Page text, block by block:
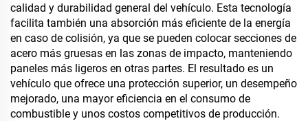
calidad y durabilidad general del vehículo. Esta tecnología
facilita también una absorción más eficiente de la energía
en caso de colisión, ya que se pueden colocar secciones de
acero más gruesas en las zonas de impacto, manteniendo
paneles más ligeros en otras partes. El resultado es un
vehículo que ofrece una protección superior, un desempeño
mejorado, una mayor eficiencia en el consumo de
combustible y unos costos competitivos de producción.